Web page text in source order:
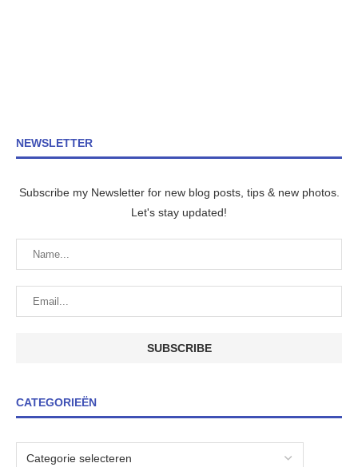
NEWSLETTER
Subscribe my Newsletter for new blog posts, tips & new photos.
Let's stay updated!
CATEGORIEËN